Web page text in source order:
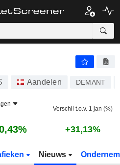
Aandelen DEMANT
Verschil t.o.v. 1 jan (%)
+31,13%
Nieuws